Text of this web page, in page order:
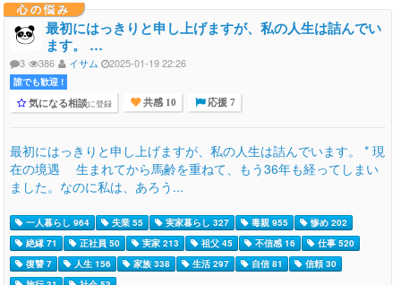
心の悩み
最初にはっきりと申し上げますが、私の人生は詰んでい
ます。 …
3 386 イサム 2025-01-19 22:26
誰でも歓迎 !
気になる相談に登録 共感 10 応援 7
最初にはっきりと申し上げますが、私の人生は詰んでいます。 * 現
在の境遇 生まれてから馬齢を重ねて、もう36年も経ってしまい
ました。なのに私は、あろう...
一人暮らし 964 失業 55 実家暮らし 327 毒親 955
惨め 202
絶縁 71
正社員 50 実家 213 祖父 45 不信感 16
仕事 520
復讐 7
人生 156 家族 338 生活 297 自信 81
信頼 30